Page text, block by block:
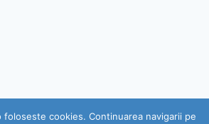
foloseste cookies. Continuarea navigarii pe